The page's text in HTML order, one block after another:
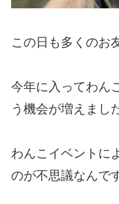
この日も多くのお
今年に入ってわん
う機会が増えまし
わんこイベントに
のが不思議なんで